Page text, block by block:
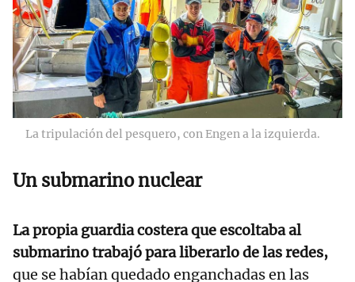
La tripulación del pesquero, con Engen a la izquierda.
Un submarino nuclear
La propia guardia costera que escoltaba al
submarino trabajó para liberarlo de las redes,
que se habían quedado enganchadas en las